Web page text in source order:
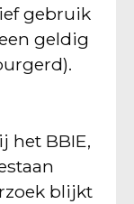
gebruik
geldig
het BBIE,
blijkt